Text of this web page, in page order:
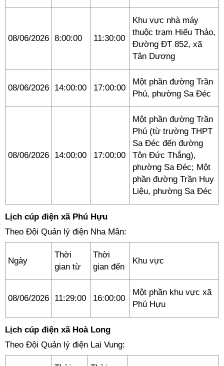
08/06/2026 8:00:00 11:30:00
Khu vực nhà máy
thuộc trạm Hiếu Thảo,
Đường ĐT 852, xã
Tân Dương
08/06/2026 14:00:00 17:00:00
Một phần đường Trần
Phú, phường Sa Đéc
08/06/2026 14:00:00 17:00:00
Một phần đường Trần
Phú (từ trường THPT
Sa Đéc đến đường
Tôn Đức Thắng),
phường Sa Đéc; Một
phần đường Trần Huy
Liệu, phường Sa Đéc
Lịch cúp điện xã Phú Hựu
Theo Đội Quản lý điện Nha Mân:
Ngày
Thời
gian từ
Thời
gian đến
Khu vực
08/06/2026 11:29:00 16:00:00
Một phần khu vực xã
Phú Hựu
Lịch cúp điện xã Hoà Long
Theo Đội Quản lý điện Lai Vung: